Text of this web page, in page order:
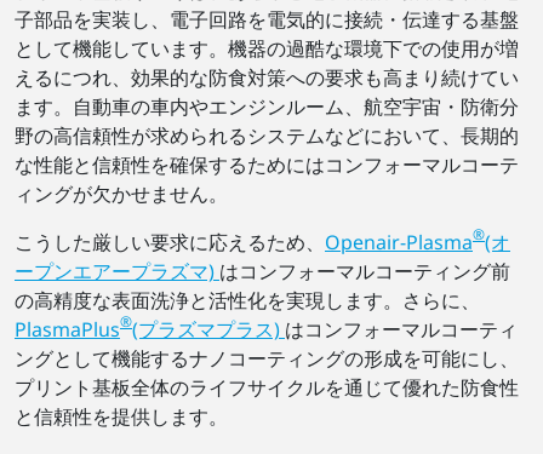
子部品を実装し、電子回路を電気的に接続・伝達する基盤
として機能しています。機器の過酷な環境下での使用が増
えるにつれ、効果的な防食対策への要求も高まり続けてい
ます。自動車の車内やエンジンルーム、航空宇宙・防衛分
野の高信頼性が求められるシステムなどにおいて、長期的
な性能と信頼性を確保するためにはコンフォーマルコーテ
ィングが欠かせません。
こうした厳しい要求に応えるため、 Openair-Plasma®(オ
ープンエアープラズマ) はコンフォーマルコーティング前
の高精度な表面洗浄と活性化を実現します。さらに、
PlasmaPlus®(プラズマプラス) はコンフォーマルコーティ
ングとして機能するナノコーティングの形成を可能にし、
プリント基板全体のライフサイクルを通じて優れた防食性
と信頼性を提供します。